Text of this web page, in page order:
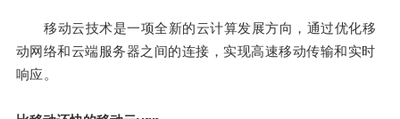
移动云技术是一项全新的云计算发展方向，通过优化移
动网络和云端服务器之间的连接，实现高速移动传输和实时
响应。